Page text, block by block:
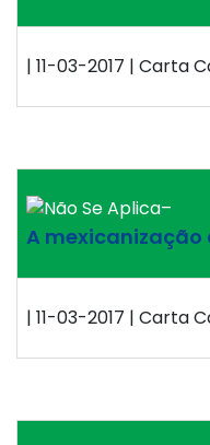
| 11-03-2017 | Carta
–
A mexicanização
| 11-03-2017 | Carta